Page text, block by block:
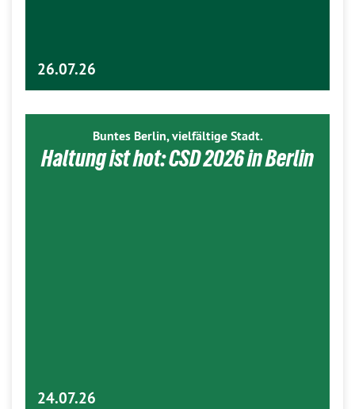
26.07.26
Buntes Berlin, vielfältige Stadt.
Haltung ist hot: CSD 2026 in Berlin
24.07.26